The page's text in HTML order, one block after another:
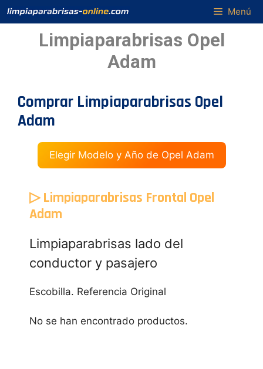
Saltar
al
contenido
Menú
Limpiaparabrisas Opel
Adam
Comprar Limpiaparabrisas Opel
Adam
Elegir Modelo y Año de Opel Adam
▷ Limpiaparabrisas Frontal Opel
Adam
Limpiaparabrisas lado del
conductor y pasajero
Escobilla. Referencia Original
No se han encontrado productos.